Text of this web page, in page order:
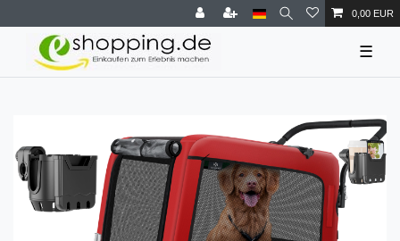
0,00 EUR
☰